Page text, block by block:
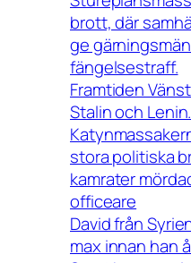
brott, där
ge
fängelsestraff.
Framtiden
Stalin och Lenin.
stora politiska
kamrater
officeare
David från
max innan han